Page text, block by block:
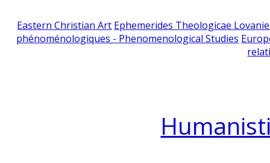
Eastern Christian Art Ephemerides Theologicae
phénoménologiques - Phenomenological Studies